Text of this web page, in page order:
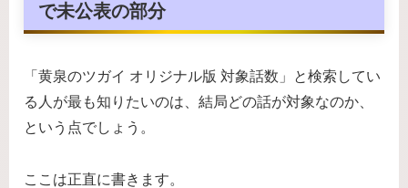
で未公表の部分
「黄泉のツガイ オリジナル版 対象話数」と検索してい
る人が最も知りたいのは、結局どの話が対象なのか、
という点でしょう。
ここは正直に書きます。